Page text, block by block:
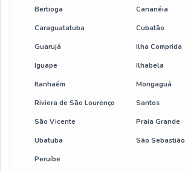
Braço giratório para talha
Preço de talha elétrica
Talha de cabo de aço
Talha elétrica 700 kg
Bertioga Cananéia
Caraguatatuba Cubatão
Guarujá Ilha Comprida
Iguape Ilhabela
Itanhaém Mongaguá
Riviera de São Lourenço Santos
São Vicente Praia Grande
Ubatuba São Sebastião
Peruíbe